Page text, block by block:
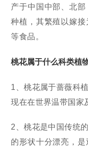
产于中国中部、北
种植，其繁殖以嫁
等食品。
桃花属于什么科类植
1、桃花属于蔷薇科
现在在世界温带国家
2、桃花是中国传统
的形状十分漂亮，